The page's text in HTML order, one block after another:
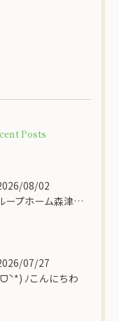
Posts
08/02
グループホーム森津の里
07/27
ﾉこんにちわ